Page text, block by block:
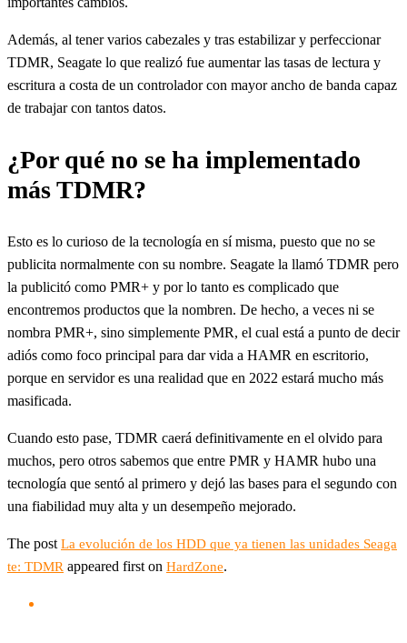
Además, al tener varios cabezales y tras estabilizar y perfeccionar
TDMR, Seagate lo que realizó fue aumentar las tasas de lectura y
escritura a costa de un controlador con mayor ancho de banda capaz
de trabajar con tantos datos.
¿Por qué no se ha implementado
más TDMR?
Esto es lo curioso de la tecnología en sí misma, puesto que no se
publicita normalmente con su nombre. Seagate la llamó TDMR pero
la publicitó como PMR+ y por lo tanto es complicado que
encontremos productos que la nombren. De hecho, a veces ni se
nombra PMR+, sino simplemente PMR, el cual está a punto de decir
adiós como foco principal para dar vida a HAMR en escritorio,
porque en servidor es una realidad que en 2022 estará mucho más
masificada.
Cuando esto pase, TDMR caerá definitivamente en el olvido para
muchos, pero otros sabemos que entre PMR y HAMR hubo una
tecnología que sentó al primero y dejó las bases para el segundo con
una fiabilidad muy alta y un desempeño mejorado.
The post La evolución de los HDD que ya tienen las unidades Seaga
te: TDMR appeared first on HardZone.